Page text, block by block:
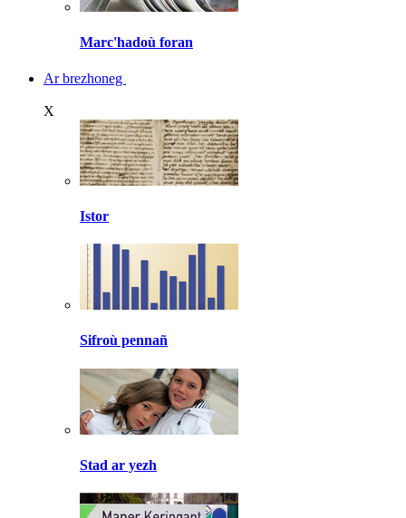
Marc'hadoù foran
Ar brezhoneg
X
Istor
Sifroù pennañ
Stad ar yezh